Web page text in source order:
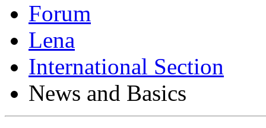
Forum
Lena
International Section
News and Basics